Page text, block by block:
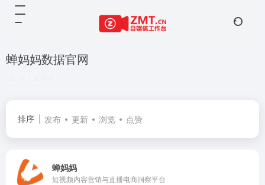
蝉妈妈数据官网
排序 发布 更新 浏览 点赞
蝉妈妈
短视频内容营销与直播电商洞察平台